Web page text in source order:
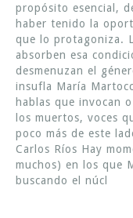
propósito esencial,
haber tenido la
que lo protagoniza.
absorben esa
desmenuzan el
insufla María
hablas que invocan
los muertos, voces
poco más de este
Carlos Ríos Hay
muchos) en los que
buscando el núcl